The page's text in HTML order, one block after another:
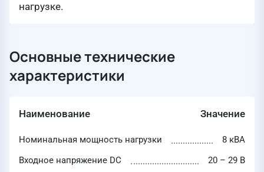
нагрузке.
Основные технические
характеристики
Наименование Значение
Номинальная мощность нагрузки
8 кВА
Входное напряжение DC
20 – 29 В